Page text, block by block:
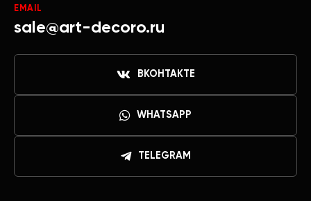
EMAIL
sale@art-decoro.ru
ВКОНТАКТЕ
WHATSAPP
TELEGRAM